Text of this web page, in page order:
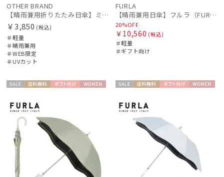
OTHER BRAND
【晴雨兼用折りたたみ日傘】ミズノ（MIZUNO）ワンポイントロゴ 一級遮光99.99% 遮熱 UV99％以上 晴雨兼用 軽量
￥3,850 (税込)
＃軽量
＃晴雨兼用
＃WEB限定
＃UVカット
FURLA
【晴雨兼用日傘】フルラ（FURLA）バイカラーカットワーク 遮光99.99% UV99% 遮熱
20%OFF
￥10,560 (税込)
＃軽量
＃ギフト向け
ル
料
ル
料